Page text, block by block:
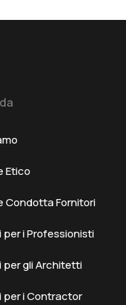
Etico
Condotta Fornitori
per i Professionisti
per gli Architetti
per i Contractor